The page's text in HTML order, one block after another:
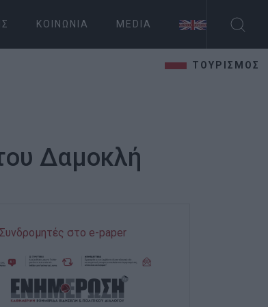
ΚΟΙΝΩΝΊΑ MEDIA
ΤΟΥΡΙΣΜΟΣ
Δαμοκλή
Συνδρομητές στο e-paper